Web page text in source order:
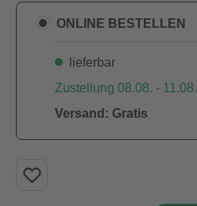
ONLINE BESTELLEN
lieferbar
Zustellung 08.08. - 11.08.
Versand: Gratis